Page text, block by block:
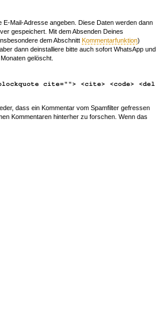
Mail-Adresse angeben. Diese Daten werden dann
gespeichert. Mit dem Absenden Deines
dem Abschnitt Kommentarfunktion)
dann deinstalliere bitte auch sofort WhatsApp und
gelöscht.
cite=""> <cite> <code> <del
dass ein Kommentar vom Spamfilter gefressen
Kommentaren hinterher zu forschen. Wenn das